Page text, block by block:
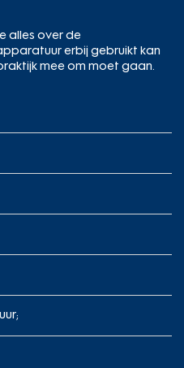
alles over de
erbij gebruikt kan
mee om moet gaan.